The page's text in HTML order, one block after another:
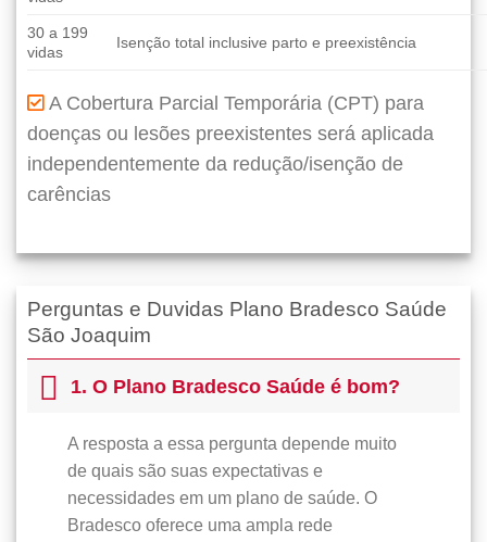
30 a 199
vidas
Isenção total inclusive parto e preexistência
A Cobertura Parcial Temporária (CPT) para
doenças ou lesões preexistentes será aplicada
independentemente da redução/isenção de
carências
Perguntas e Duvidas Plano Bradesco Saúde
São Joaquim
1. O Plano Bradesco Saúde é bom?
A resposta a essa pergunta depende muito
de quais são suas expectativas e
necessidades em um plano de saúde. O
Bradesco oferece uma ampla rede